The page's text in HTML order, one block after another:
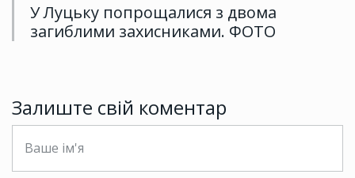
У Луцьку попрощалися з двома
загиблими захисниками. ФОТО
Залиште свій коментар